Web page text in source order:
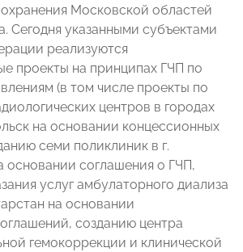
Московской областей
Сегодня указанными субъектами
реализуются
проекты на принципах ГЧП по
(в том числе проекты по
центров в городах
на основании концессионных
семи поликлиник в г.
основании соглашения о ГЧП,
услуг амбулаторного диализа
на основании
созданию центра
гемокоррекции и клинической